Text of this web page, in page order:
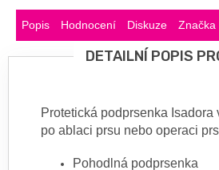
Popis Hodnocení Diskuze Značka
DETAILNÍ POPIS
Protetická podprsenka Isadora
po ablaci prsu nebo operaci
Pohodlná podprsenka